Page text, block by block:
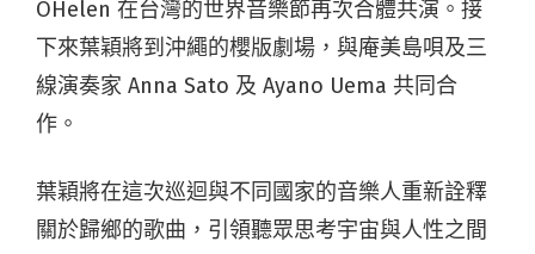
OHelen 在台灣的世界音樂節再次合體共演。接
下來葉穎將到沖繩的櫻版劇場，與庵美島唄及三
線演奏家 Anna Sato 及 Ayano Uema 共同合
作。
葉穎將在這次巡迴與不同國家的音樂人重新詮釋
關於歸鄉的歌曲，引領聽眾思考宇宙與人性之間